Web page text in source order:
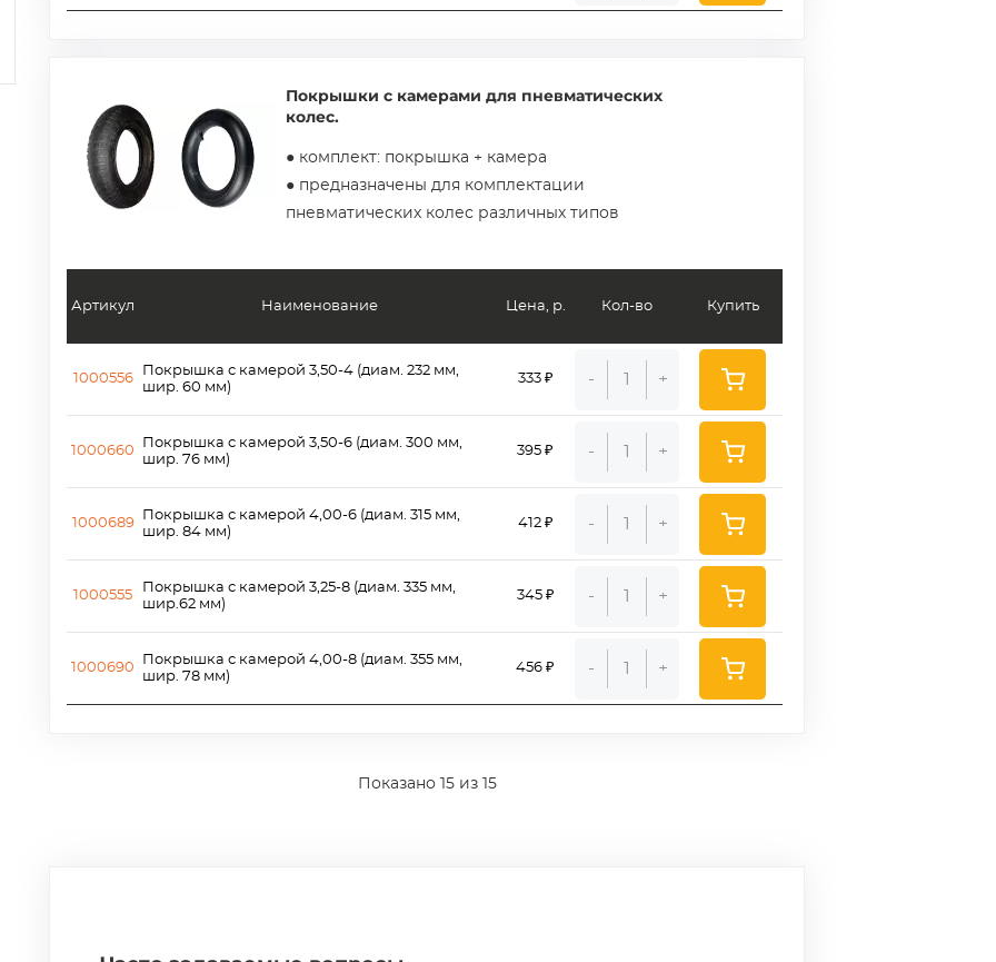
Покрышки с камерами для пневматических
колес.
● комплект: покрышка + камера
● предназначены для комплектации
пневматических колес различных типов
Артикул
1000556
1000660
1000689
1000555
1000690
Наименование
Покрышка с камерой 3,50-4 (диам. 232 мм,
шир. 60 мм)
Покрышка с камерой 3,50-6 (диам. 300 мм,
шир. 76 мм)
Покрышка с камерой 4,00-6 (диам. 315 мм,
шир. 84 мм)
Покрышка с камерой 3,25-8 (диам. 335 мм,
шир.62 мм)
Покрышка с камерой 4,00-8 (диам. 355 мм,
шир. 78 мм)
Цена, р.
333 ₽
395 ₽
412 ₽
345 ₽
456 ₽
Кол-во
- +
- +
- +
- +
- +
Купить
Показано 15из 15